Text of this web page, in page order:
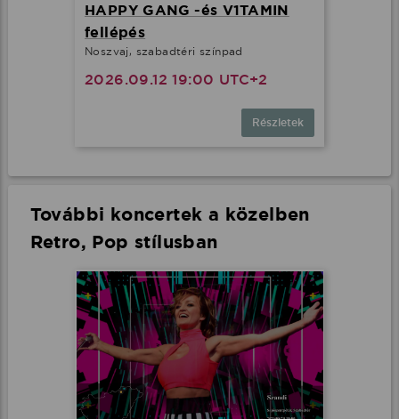
HAPPY GANG -és V1TAMIN
fellépés
Noszvaj, szabadtéri színpad
2026.09.12 19:00 UTC+2
Részletek
További koncertek a közelben
Retro, Pop stílusban